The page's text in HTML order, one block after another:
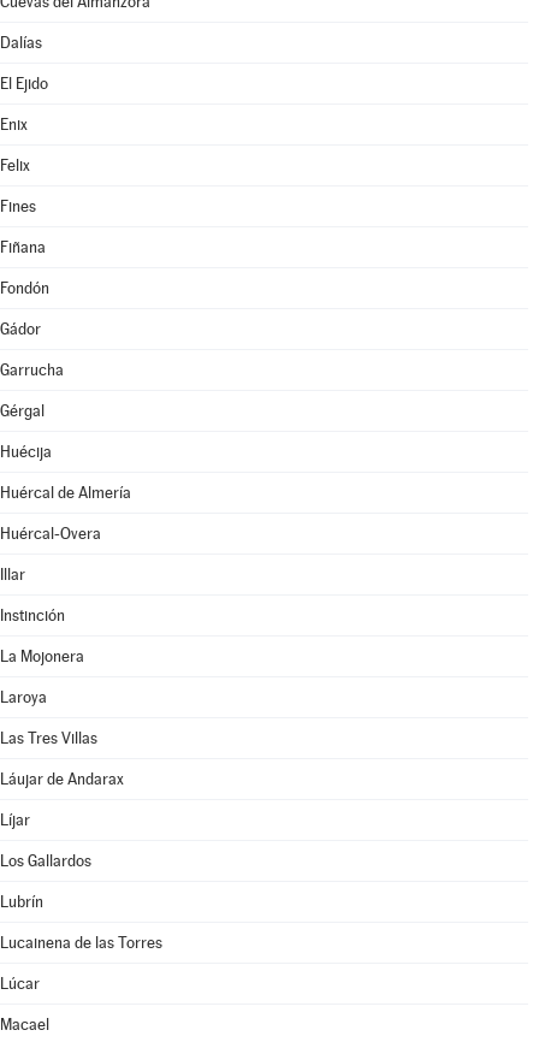
Dalías
El Ejido
Enix
Felix
Fines
Fiñana
Fondón
Gádor
Garrucha
Gérgal
Huécija
Huércal de Almería
Huércal-Overa
Illar
Instinción
La Mojonera
Laroya
Las Tres Villas
Láujar de Andarax
Líjar
Los Gallardos
Lubrín
Lucainena de las Torres
Lúcar
Macael